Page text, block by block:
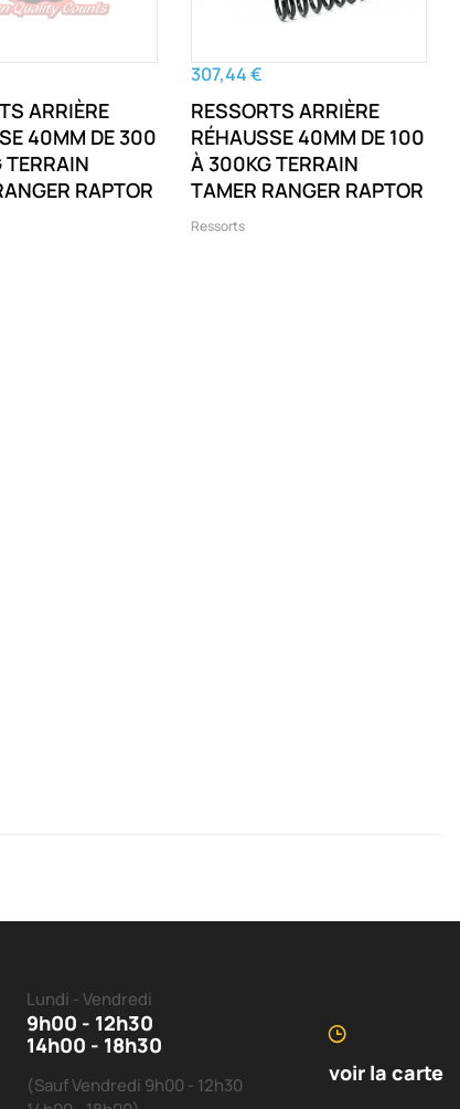
ARRIÈRE
40MM DE 300
RAPTOR
307,44 €
RESSORTS ARRIÈRE
RÉHAUSSE 40MM DE 100
À 300KG TERRAIN
TAMER RANGER RAPTOR
Ressorts
Lundi - Vendredi
9h00 - 12h30
14h00 - 18h30
(Sauf Vendredi 9h00 - 12h30
voir la carte